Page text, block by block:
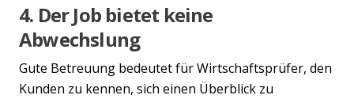
4. Der Job bietet keine
Abwechslung
Gute Betreuung bedeutet für Wirtschaftsprüfer, den
Kunden zu kennen, sich einen Überblick zu